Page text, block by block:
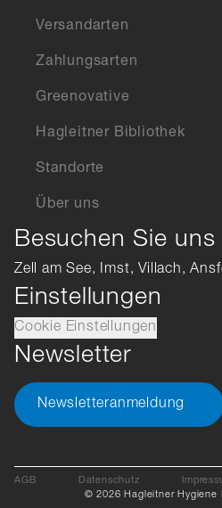
Versandarten
Zahlungsarten
Greenovative
Hagleitner Bibliothek
Standorte
Über uns
Besuchen Sie uns
Zell am See, Imst, Villach,
Einstellungen
Cookie Einstellungen
Newsletter
Newsletteranmeldung
AGB Datenschutz
© 2026 Hagleitner Hygiene